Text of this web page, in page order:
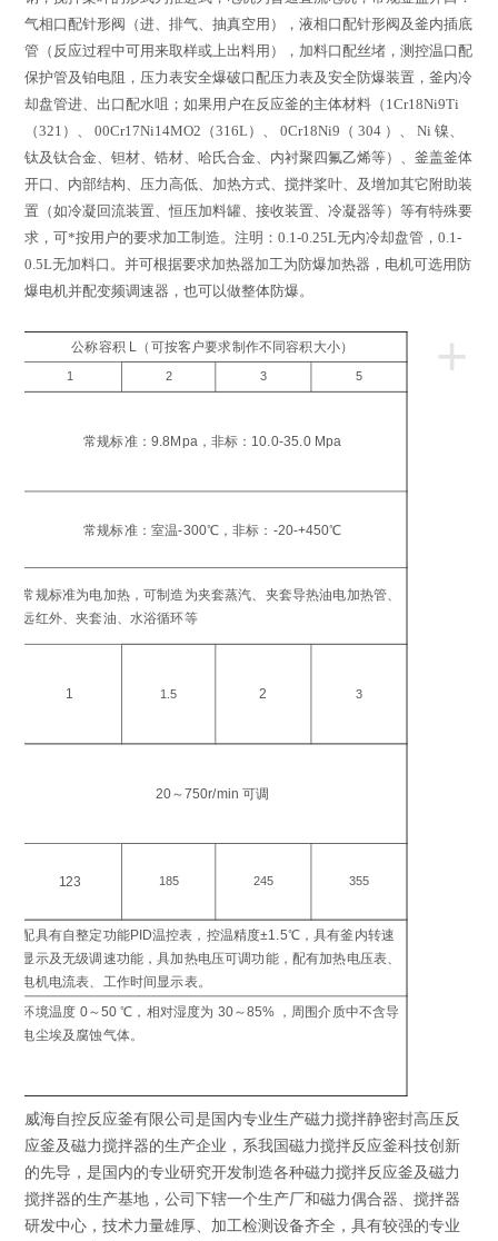
气相口配针形阀（进、排气、抽真空用），液相口配针形阀及釜内插底
管（反应过程中可用来取样或上出料用），加料口配丝堵，测控温口配
保护管及铂电阻，压力表安全爆破口配压力表及安全防爆装置，釜内冷
却盘管进、出口配水咀；如果用户在反应釜的主体材料（ 1Cr18Ni9Ti
（321 ）、 00Cr17Ni14MO2 （316L ）、 0Cr18Ni9 （ 304 ）、 Ni镍、
钛及钛合金、钽材、锆材、哈氏合金、内衬聚四氟乙烯等）、釜盖釜体
开口、内部结构、压力高低、加热方式、搅拌桨叶、及增加其它附助装
置（如冷凝回流装置、恒压加料罐、接收装置、冷凝器等）等有特殊要
求，可*按用户的要求加工制造。注明：0.1-0.25L无内冷却盘管，0.1-
0.5L无加料口。并可根据要求加热器加工为防爆加热器，电机可选用防
爆电机并配变频调速器，也可以做整体防爆。
+
公称容积 L（可按客户要求制作不同容积大小）
1 2 3 5
常规标准：9.8Mpa，非标：10.0-35.0 Mpa
常规标准：室温-300℃，非标：-20-+450℃
常规标准为电加热，可制造为夹套蒸汽、夹套导热油电加热管、
远红外、夹套油、水浴循环等
1 1.5 2 3
20～750r/min 可调
123 185 245 355
配具有自整定功能PID温控表，控温精度±1.5℃，具有釜内转速
显示及无级调速功能，具加热电压可调功能，配有加热电压表、
电机电流表、工作时间显示表。
环境温度 0～50 ℃，相对湿度为 30～85% ，周围介质中不含导
电尘埃及腐蚀气体。
威海自控反应釜有限公司是国内专业生产磁力搅拌静密封高压反
应釜及磁力搅拌器的生产企业，系我国磁力搅拌反应釜科技创新
的先导，是国内的专业研究开发制造各种磁力搅拌反应釜及磁力
搅拌器的生产基地，公司下辖一个生产厂和磁力偶合器、搅拌器
研发中心，技术力量雄厚、加工检测设备齐全，具有较强的专业